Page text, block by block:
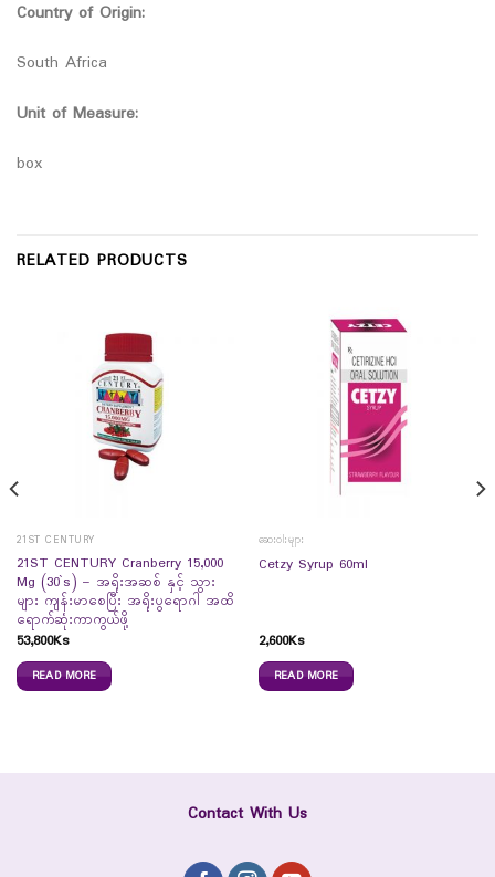
Country of Origin:
South Africa
Unit of Measure:
box
RELATED PRODUCTS
21ST CENTURY
21ST CENTURY Cranberry 15,000
Mg (30`s) – အရိုးအဆစ် နှင့် သွား
များ ကျန်းမာစေပြီး အရိုးပွရောဂါ အထိ
ရောက်ဆုံးကာကွယ်ဖို့
53,800Ks
READ MORE
ဆေးဝါးများ
Cetzy Syrup 60ml
2,600Ks
READ MORE
Contact With Us